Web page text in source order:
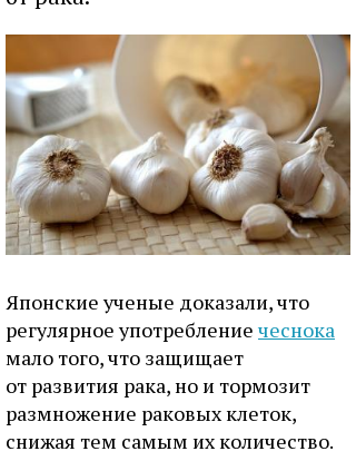
Японские ученые доказали, что
регулярное употребление чеснока
мало того, что защищает
от развития рака, но и тормозит
размножение раковых клеток,
снижая тем самым их количество.